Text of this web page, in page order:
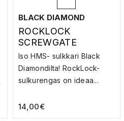
BLACK DIAMOND
ROCKLOCK
SCREWGATE
CARABINER –
LUKITTAVA
SULKURENGAS
Iso HMS- sulkkari Black
Diamondilta! RockLock-
sulkurengas on ideaa...
14,00€